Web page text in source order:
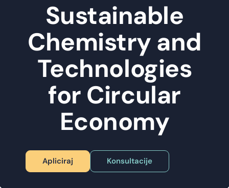
Sustainable
Chemistry and
Technologies
for Circular
Economy
Apliciraj Konsultacije